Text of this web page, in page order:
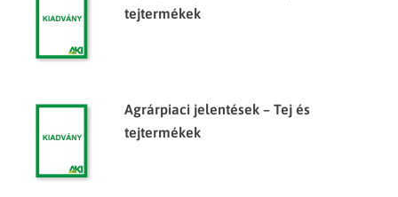
tejtermékek
Agrárpiaci jelentések – Tej és
tejtermékek